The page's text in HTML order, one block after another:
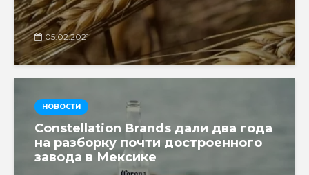
05.02.2021
НОВОСТИ
Constellation Brands дали два года
на разборку почти достроенного
завода в Мексике